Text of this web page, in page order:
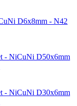
D6x8mm - N42
D50x6mm
D30x6mm